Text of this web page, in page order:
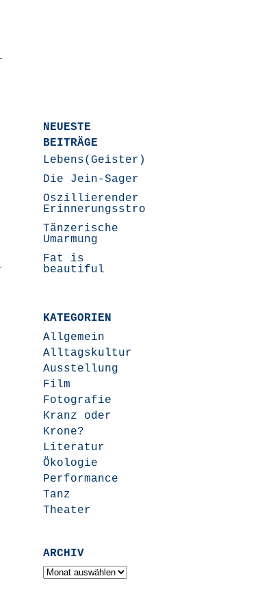
NEUESTE
BEITRÄGE
Lebens(Geister)Geschichten
Die Jein-Sager
Oszillierender
Erinnerungsstrom
Tänzerische
Umarmung
Fat is
beautiful
KATEGORIEN
Allgemein
Alltagskultur
Ausstellung
Film
Fotografie
Kranz oder
Krone?
Literatur
Ökologie
Performance
Tanz
Theater
ARCHIV
Archiv